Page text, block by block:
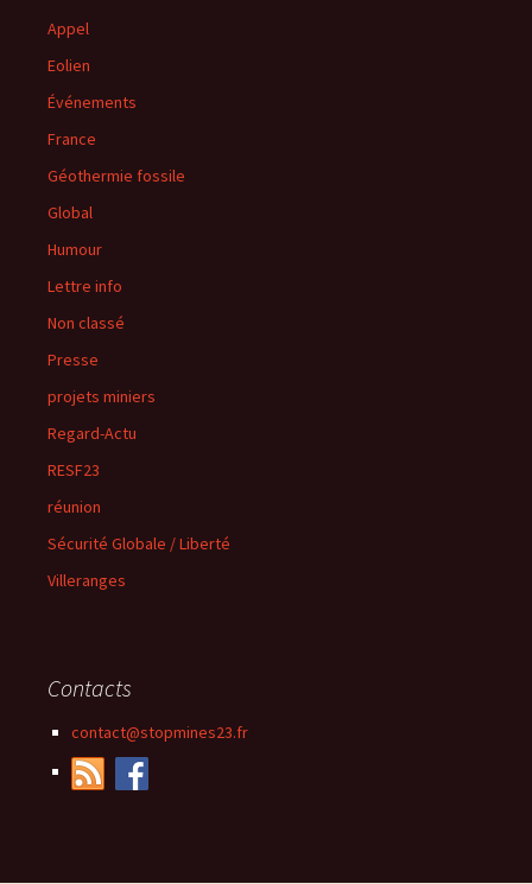
Appel
Eolien
Événements
France
Géothermie fossile
Global
Humour
Lettre info
Non classé
Presse
projets miniers
Regard-Actu
RESF23
réunion
Sécurité Globale / Liberté
Villeranges
Contacts
contact@stopmines23.fr